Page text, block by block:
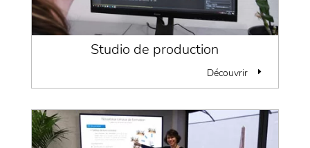
Studio de production
Découvrir